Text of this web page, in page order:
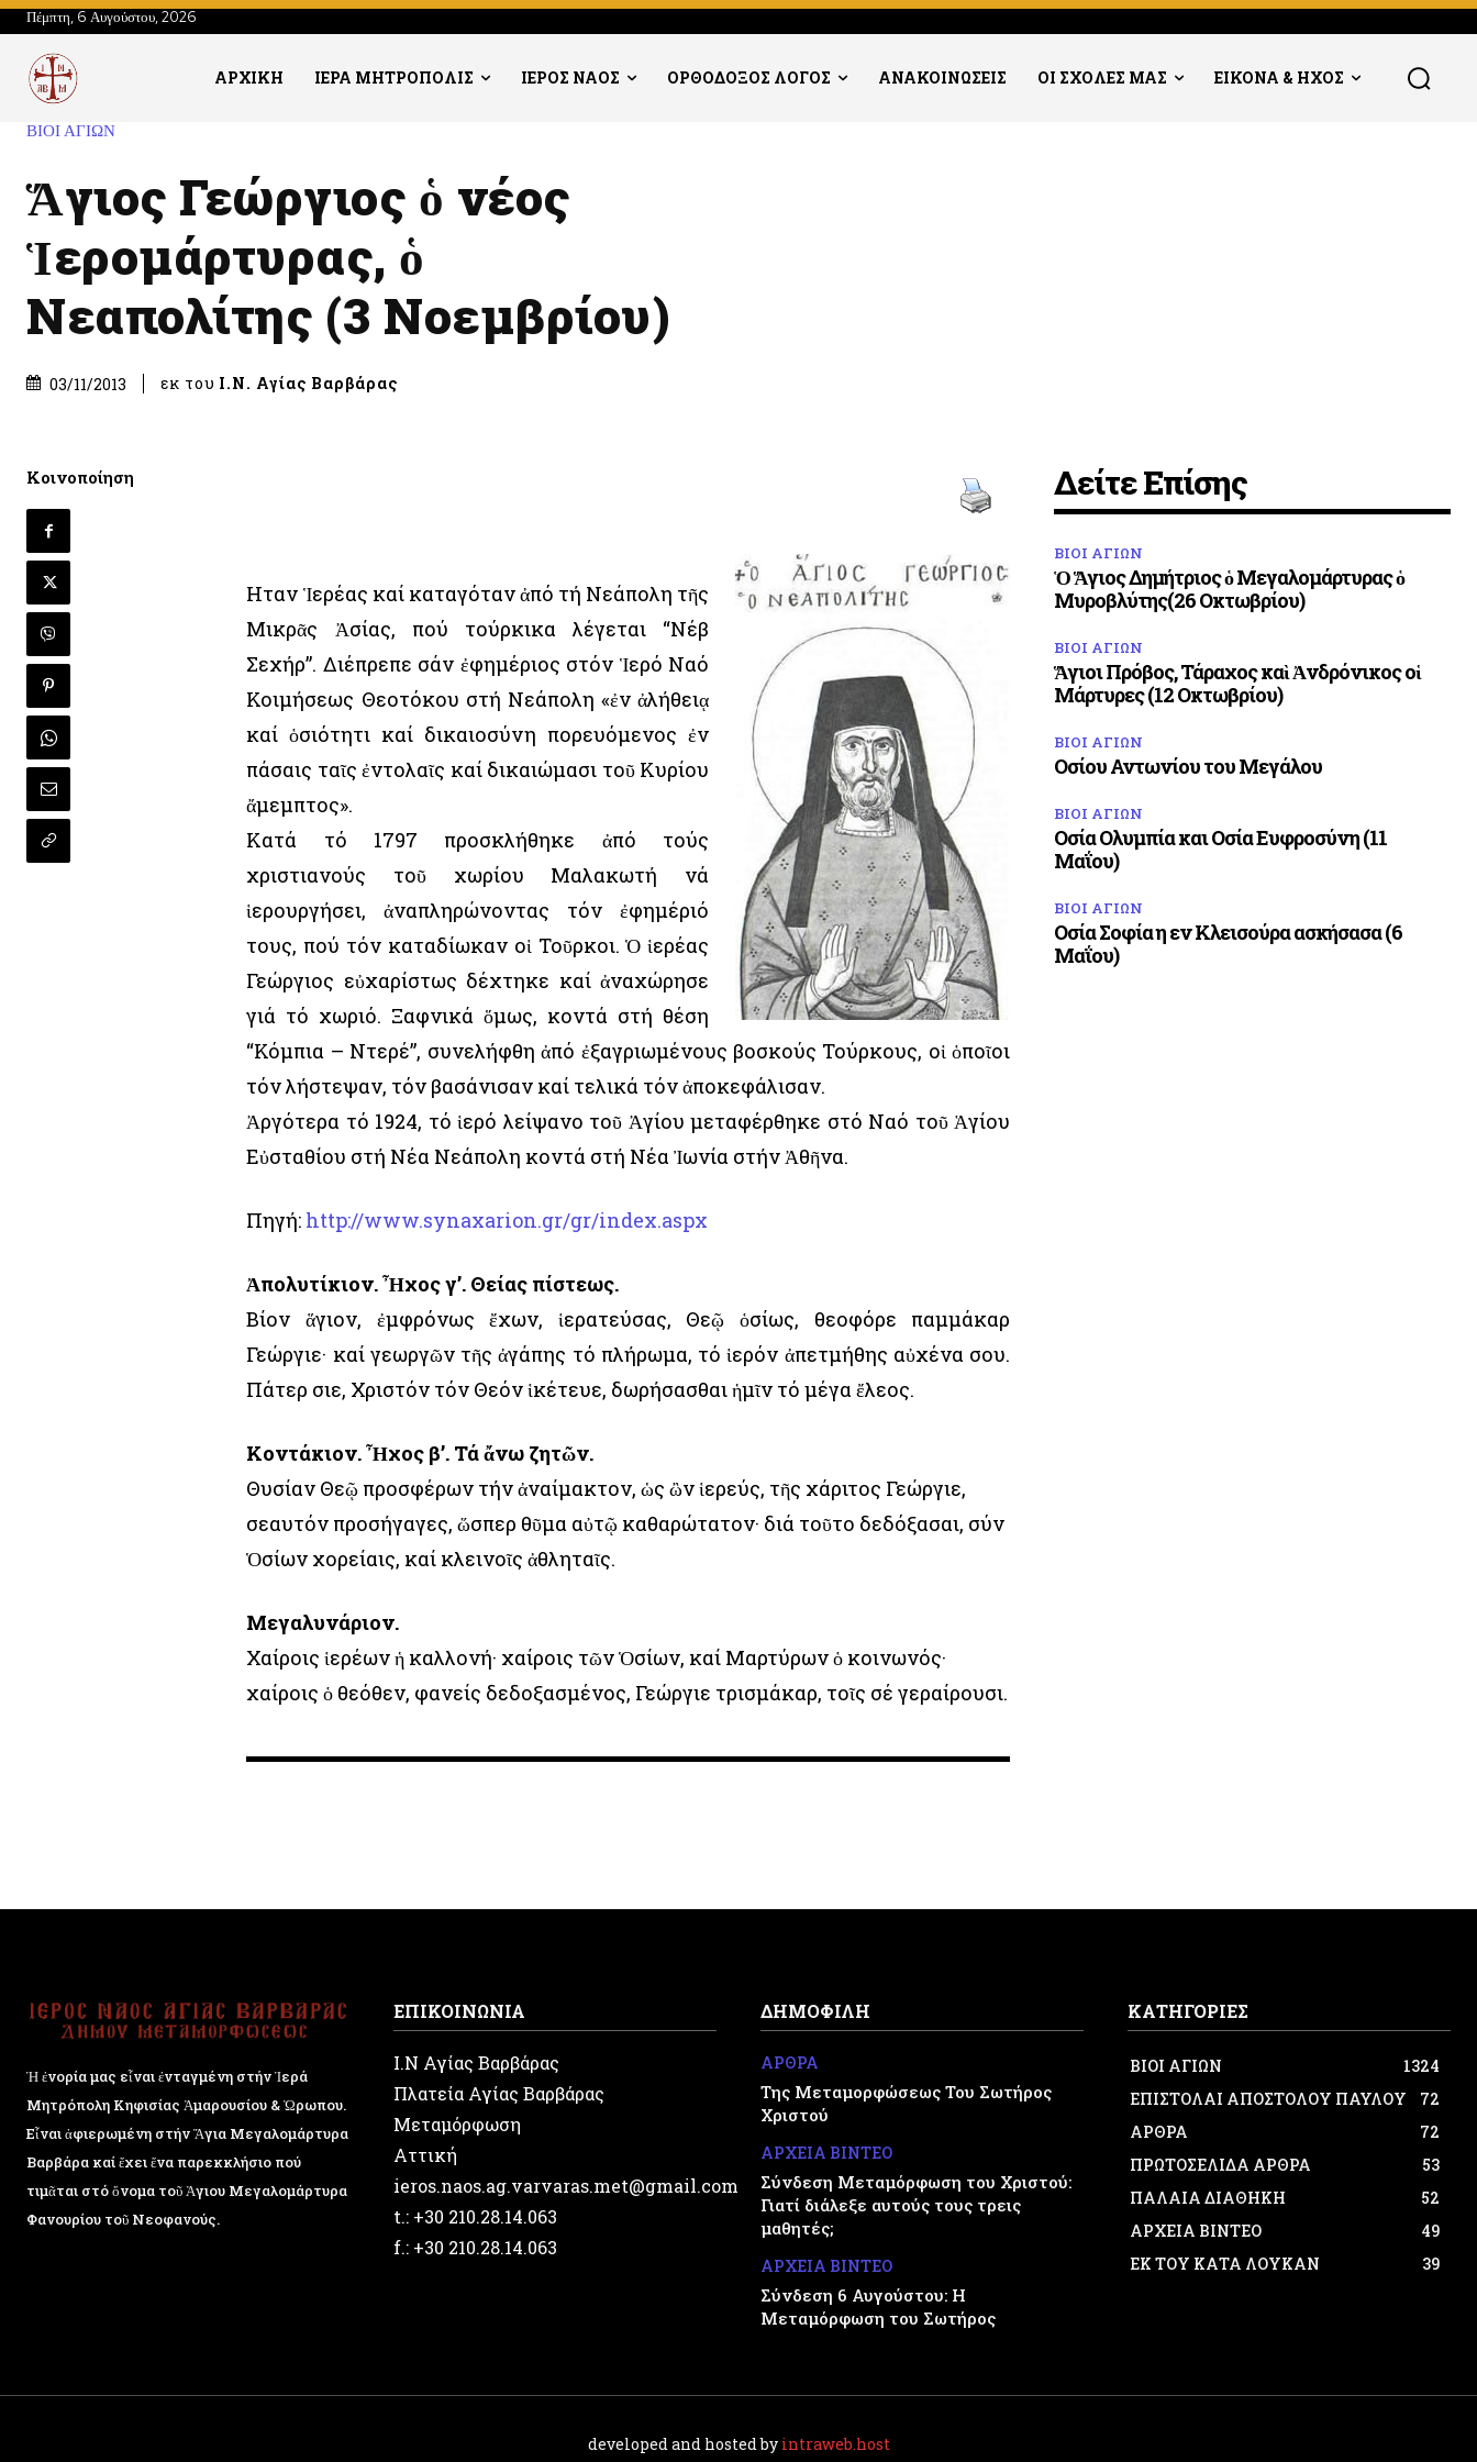
Πέμπτη, 6 Αυγούστου, 2026
ΑΡΧΙΚΗ ΙΕΡΑ ΜΗΤΡΟΠΟΛΙΣ ΙΕΡΟΣ ΝΑΟΣ ΟΡΘΟΔΟΞΟΣ ΛΟΓΟΣ ΑΝΑΚΟΙΝΩΣΕΙΣ ΟΙ ΣΧΟΛΕΣ ΜΑΣ ΕΙΚΟΝΑ & ΗΧΟΣ
ΒΙΟΙ ΑΓΙΩΝ
Ἅγιος Γεώργιος ὁ νέος
Ἱερομάρτυρας, ὁ
Νεαπολίτης (3 Νοεμβρίου)
03/11/2013 εκ του Ι.Ν. Αγίας Βαρβάρας
Κοινοποίηση
Ηταν Ἱερέας καί καταγόταν ἀπό τή Νεάπολη τῆς
Μικρᾶς Ἀσίας, πού τούρκικα λέγεται “Νέβ
Σεχήρ”. Διέπρεπε σάν ἐφημέριος στόν Ἱερό Ναό
Κοιμήσεως Θεοτόκου στή Νεάπολη «ἐν ἀλήθειᾳ
καί ὁσιότητι καί δικαιοσύνη πορευόμενος ἐν
πάσαις ταῖς ἐντολαῖς καί δικαιώμασι τοῦ Κυρίου
ἄμεμπτος».
Κατά τό 1797 προσκλήθηκε ἀπό τούς
χριστιανούς τοῦ χωρίου Μαλακωτή νά
ἱερουργήσει, ἀναπληρώνοντας τόν ἐφημέριό
τους, πού τόν καταδίωκαν οἱ Τοῦρκοι. Ὁ ἱερέας
Γεώργιος εὐχαρίστως δέχτηκε καί ἀναχώρησε
γιά τό χωριό. Ξαφνικά ὅμως, κοντά στή θέση
“Κόμπια – Ντερέ”, συνελήφθη ἀπό ἐξαγριωμένους βοσκούς Τούρκους, οἱ ὁποῖοι
τόν λήστεψαν, τόν βασάνισαν καί τελικά τόν ἀποκεφάλισαν.
Ἀργότερα τό 1924, τό ἱερό λείψανο τοῦ Ἀγίου μεταφέρθηκε στό Ναό τοῦ Ἁγίου
Εὐσταθίου στή Νέα Νεάπολη κοντά στή Νέα Ἰωνία στήν Ἀθῆνα.
Πηγή: http://www.synaxarion.gr/gr/index.aspx
Ἀπολυτίκιον. Ἦχος γ’. Θείας πίστεως.
Βίον ἅγιον, ἐμφρόνως ἔχων, ἱερατεύσας, Θεῷ ὁσίως, θεοφόρε παμμάκαρ
Γεώργιε· καί γεωργῶν τῆς ἀγάπης τό πλήρωμα, τό ἱερόν ἀπετμήθης αὐχένα σου.
Πάτερ Ὅσιε, Χριστόν τόν Θεόν ἱκέτευε, δωρήσασθαι ἡμῖν τό μέγα ἔλεος.
Κοντάκιον. Ἦχος β’. Τά ἄνω ζητῶν.
Θυσίαν Θεῷ προσφέρων τήν ἀναίμακτον, ὡς ὢν ἱερεύς, τῆς χάριτος Γεώργιε,
σεαυτόν προσήγαγες, ὥσπερ θῦμα αὐτῷ καθαρώτατον· διά τοῦτο δεδόξασαι, σύν
Ὁσίων χορείαις, καί κλεινοῖς ἀθληταῖς.
Μεγαλυνάριον.
Χαίροις ἱερέων ἡ καλλονή· χαίροις τῶν Ὁσίων, καί Μαρτύρων ὁ κοινωνός·
χαίροις ὁ θεόθεν, φανείς δεδοξασμένος, Γεώργιε τρισμάκαρ, τοῖς σέ γεραίρουσι.
Δείτε Επίσης
ΒΙΟΙ ΑΓΙΩΝ
Ὁ Ἅγιος Δημήτριος ὁ Μεγαλομάρτυρας ὁ
Μυροβλύτης(26 Οκτωβρίου)
ΒΙΟΙ ΑΓΙΩΝ
Ἅγιοι Πρόβος, Τάραχος καὶ Ἀνδρόνικος οἱ
Μάρτυρες (12 Οκτωβρίου)
ΒΙΟΙ ΑΓΙΩΝ
Οσίου Αντωνίου του Μεγάλου
ΒΙΟΙ ΑΓΙΩΝ
Οσία Ολυμπία και Οσία Ευφροσύνη (11
Μαΐου)
ΒΙΟΙ ΑΓΙΩΝ
Οσία Σοφία η εν Κλεισούρα ασκήσασα (6
Μαΐου)
Ἡ ἐνορία μας εἶναι ἐνταγμένη στήν Ἱερά
Μητρόπολη Κηφισίας Ἁμαρουσίου & Ὠρωπου.
Εἶναι ἀφιερωμένη στήν Ἅγια Μεγαλομάρτυρα
Βαρβάρα καί ἔχει ἕνα παρεκκλήσιο πού
τιμᾶται στό ὄνομα τοῦ Ἁγιου Μεγαλομάρτυρα
Φανουρίου τοῦ Νεοφανούς.
ΕΠΙΚΟΙΝΩΝΙΑ
Ι.Ν Αγίας Βαρβάρας
Πλατεία Αγίας Βαρβάρας
Μεταμόρφωση
Αττική
ieros.naos.ag.varvaras.met@gmail.com
t.: +30 210.28.14.063
f.: +30 210.28.14.063
ΔΗΜΟΦΙΛΗ
ΑΡΘΡΑ
Της Μεταμορφώσεως Του Σωτήρος
Χριστού
ΑΡΧΕΙΑ ΒΙΝΤΕΟ
Σύνδεση Μεταμόρφωση του Χριστού:
Γιατί διάλεξε αυτούς τους τρεις
μαθητές;
ΑΡΧΕΙΑ ΒΙΝΤΕΟ
Σύνδεση 6 Αυγούστου: Η
Μεταμόρφωση του Σωτήρος
ΚΑΤΗΓΟΡΙΕΣ
ΒΙΟΙ ΑΓΙΩΝ
1324
ΕΠΙΣΤΟΛΑΙ ΑΠΟΣΤΟΛΟΥ ΠΑΥΛΟΥ
72
ΑΡΘΡΑ
72
ΠΡΩΤΟΣΕΛΙΔΑ ΑΡΘΡΑ
53
ΠΑΛΑΙΑ ΔΙΑΘΗΚΗ
52
ΑΡΧΕΙΑ ΒΙΝΤΕΟ
49
ΕΚ ΤΟΥ ΚΑΤΑ ΛΟΥΚΑΝ
39
developed and hosted by intraweb.host